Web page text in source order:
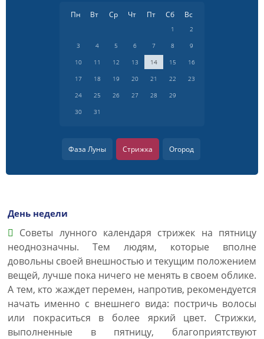
Пн Вт Ср Чт Пт Сб Вс
1
2
3
4 5 6 7 8
9
10
11 12 13 14 15
16
17
18 19 20 21 22
23
24
25 26 27 28
29
30
31
Фаза Луны Стрижка Огород
День недели
Советы лунного календаря стрижек на пятницу
неоднозначны. Тем людям, которые вполне
довольны своей внешностью и текущим положением
вещей, лучше пока ничего не менять в своем облике.
А тем, кто жаждет перемен, напротив, рекомендуется
начать именно с внешнего вида: постричь волосы
или покраситься в более яркий цвет. Стрижки,
выполненные в пятницу, благоприятствуют